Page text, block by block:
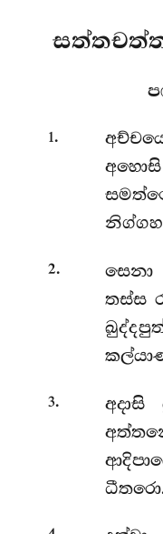
1.
නිග්ගහ
2.
තස්ස
3.
අදාසි